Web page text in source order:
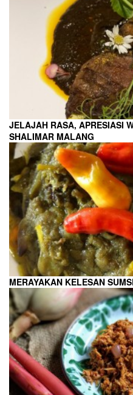
JELAJAH RASA, APRESIASI
SHALIMAR MALANG
MERAYAKAN KELESAN